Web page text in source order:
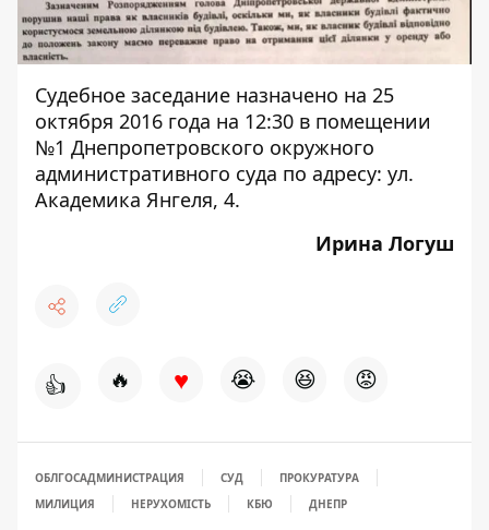
Судебное заседание назначено на 25
октября 2016 года на 12:30 в помещении
№1 Днепропетровского окружного
административного суда по адресу: ул.
Академика Янгеля, 4.
Ирина Логуш
👍 🔥 ♥ 😭 😆 😡
ОБЛГОСАДМИНИСТРАЦИЯ СУД
ПРОКУРАТУРА
МИЛИЦИЯ
НЕРУХОМІСТЬ КБЮ ДНЕПР